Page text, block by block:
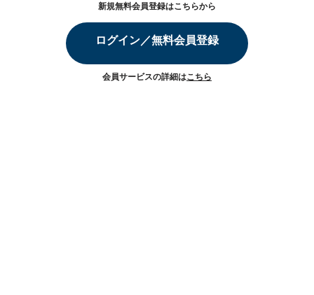
新規無料会員登録はこちらから
ログイン／無料会員登録
会員サービスの詳細はこちら